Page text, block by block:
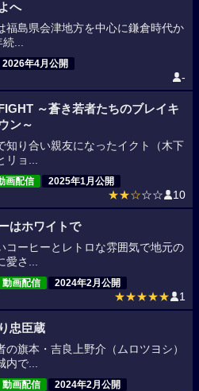
へ
福島県会津地方を中心に鎌倉時代か
続...
2026年4月公開
-
～蒼き若者たちのブレイキ
ン～
知り合い親友になったイクト（木下
リョ...
画配信 2025年1月公開
★★☆☆☆ 10
はホワイトで
コーヒーとレトロな雰囲気で地元の
愛さ...
動画配信 2024年2月公開
★★★★★ 1
忠臣蔵
の旗本・吉良上野介（ムロツヨシ）
内で...
動画配信 2024年2月公開